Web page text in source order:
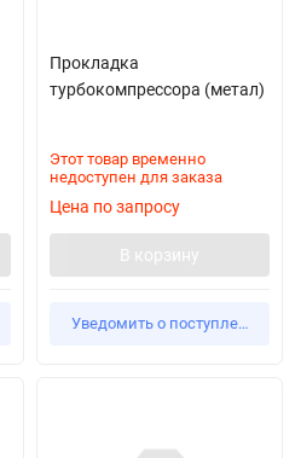
Прокладка
турбокомпрессора (метал)
Этот товар временно
недоступен для заказа
Цена по запросу
В корзину
Уведомить о поступлении